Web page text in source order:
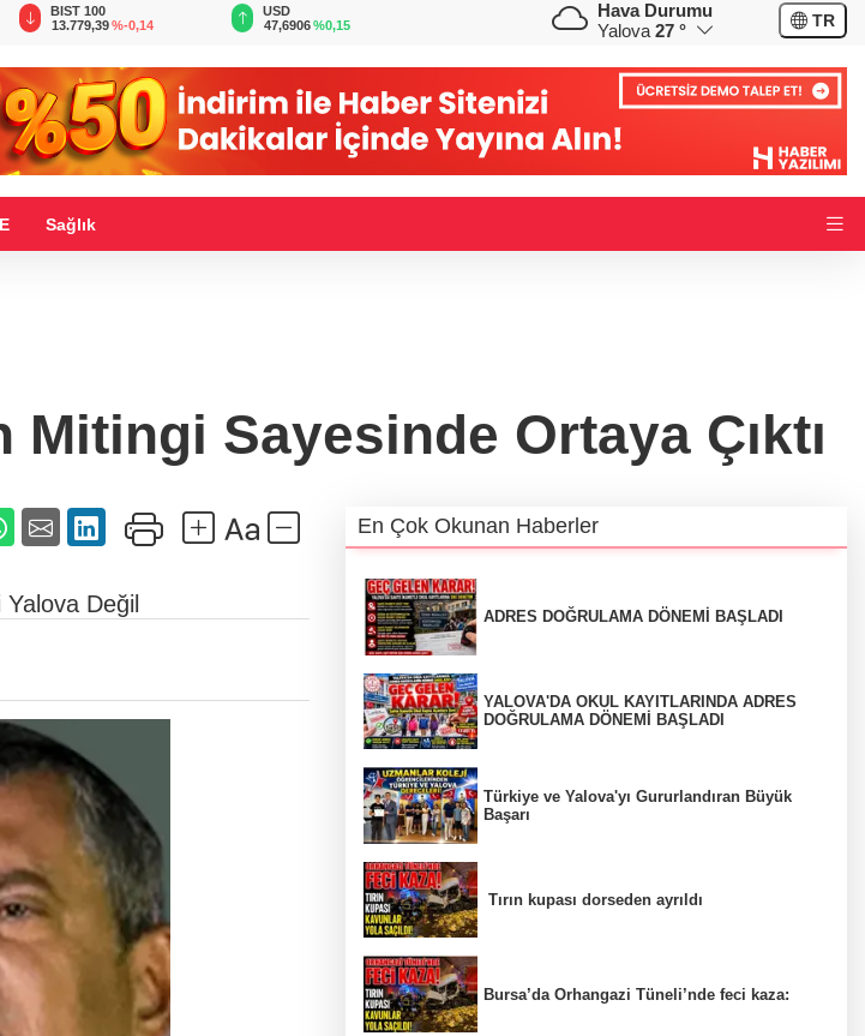
USD
47,6906%0,15
EUR
55,1957 %0,36 %0,41
CHF
59,0596
Hava Durumu
Yalova 27 ° TR
Sağlık
Sayesinde Ortaya Çıktı
Değil
En Çok Okunan Haberler
ADRES DOĞRULAMA DÖNEMİ BAŞLADI
YALOVA'DA OKUL KAYITLARINDA ADRES
DOĞRULAMA DÖNEMİ BAŞLADI
Türkiye ve Yalova'yı Gururlandıran Büyük
Başarı
Tırın kupası dorseden ayrıldı
Bursa’da Orhangazi Tüneli’nde feci kaza: